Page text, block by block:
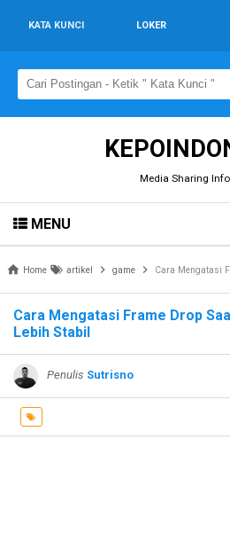
KATA KUNCI LOKER
Media Sharing
MENU
Home artikel game Cara Mengatasi
Cara Mengatasi Frame Drop
Lebih Stabil
Penulis Sutrisno